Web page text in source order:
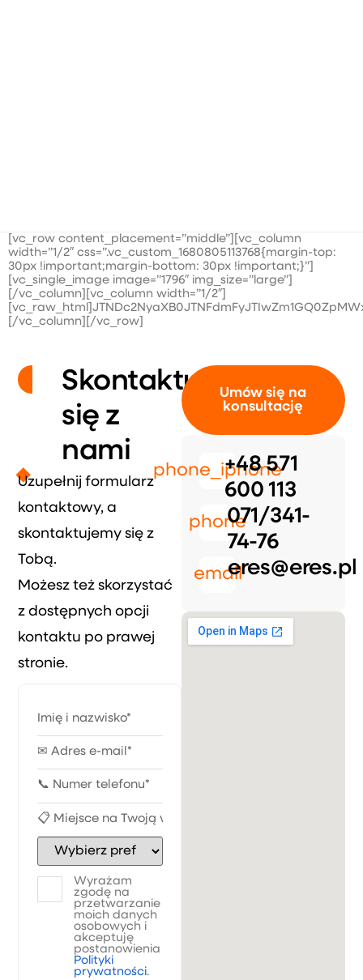
[vc_row content_placement=”middle”][vc_column
width=”1/2″ css=”.vc_custom_1680805113768{margin-top:
30px !important;margin-bottom: 30px !important;}”]
[vc_single_image image=”1796″ img_size=”large”]
[/vc_column][vc_column width=”1/2″]
[/vc_column][/vc_row]
Skontaktuj
się z
nami
Uzupełnij formularz
kontaktowy, a
skontaktujemy się z
Tobą.
Możesz też skorzystać
z dostępnych opcji
kontaktu po prawej
stronie.
Wyrażam
zgodę na
przetwarzanie
moich danych
osobowych i
akceptuję
postanowienia
Polityki
prywatności.
Umów się na
konsultację
phone_iphone
+48 571
600 113
phone071/341-
74-76
emaileres@eres.pl